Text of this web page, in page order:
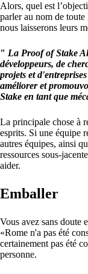
Alors, quel est
parler au nom de
nous laisserons leurs
" La Proof of Stake
développeurs, de
projets et
améliorer et
Stake en tant que
La principale chose à
esprits. Si une équipe
autres équipes, ainsi
ressources sous-
aider.
Emballer
Vous avez sans doute
«Rome n'a pas été
certainement pas été
personne.